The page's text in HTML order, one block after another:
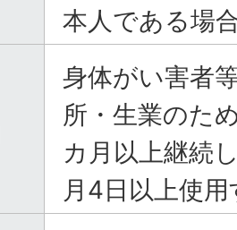
本人である場
身体がい害者
所・生業のた
カ月以上継続
月4日以上使